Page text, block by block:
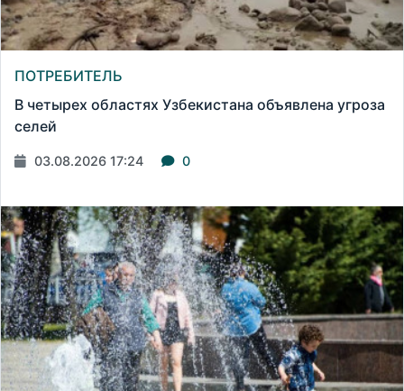
ПОТРЕБИТЕЛЬ
В четырех областях Узбекистана объявлена угроза
селей
03.08.2026 17:24 0